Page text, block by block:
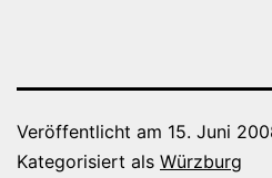
Veröffentlicht am 15. Juni
Kategorisiert als Würzburg